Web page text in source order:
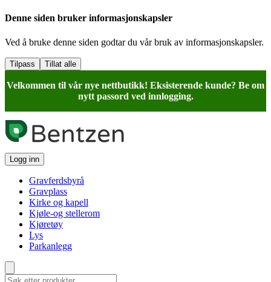
Denne siden bruker informasjonskapsler
Ved å bruke denne siden godtar du vår bruk av informasjonskapsler.
Tilpass Tillat alle
Velkommen til vår nye nettbutikk! Eksisterende kunde? Be om
nytt passord ved innlogging.
Logg inn
Gravferdsbyrå
Gravplass
Kirke og kapell
Kjøle-og stellerom
Kjøretøy
Lys
Parkanlegg